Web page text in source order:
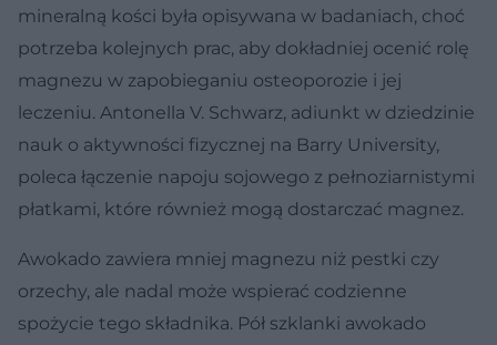
mineralną kości była opisywana w badaniach, choć
potrzeba kolejnych prac, aby dokładniej ocenić rolę
magnezu w zapobieganiu osteoporozie i jej
leczeniu. Antonella V. Schwarz, adiunkt w dziedzinie
nauk o aktywności fizycznej na Barry University,
poleca łączenie napoju sojowego z pełnoziarnistymi
płatkami, które również mogą dostarczać magnez.
Awokado zawiera mniej magnezu niż pestki czy
orzechy, ale nadal może wspierać codzienne
spożycie tego składnika. Pół szklanki awokado